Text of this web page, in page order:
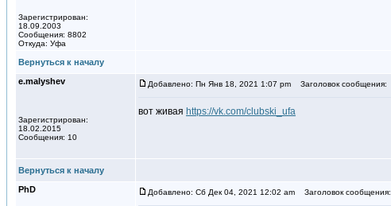
Зарегистрирован:
18.09.2003
Сообщения: 8802
Откуда: Уфа
Вернуться к началу
e.malyshev
Зарегистрирован:
18.02.2015
Сообщения: 10
Добавлено: Пн Янв 18, 2021 1:07 pm Заголовок сообщения:
вот живая https://vk.com/clubski_ufa
Вернуться к началу
PhD
Добавлено: Сб Дек 04, 2021 12:02 am Заголовок сообщения: